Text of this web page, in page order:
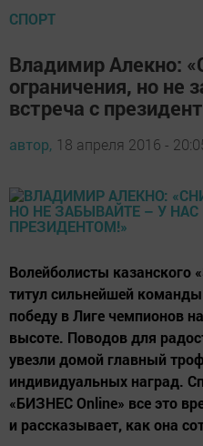
СПОРТ
Владимир Алекно:
ограничения, но не
встреча с
автор, 18 апреля 2016 -
Волейболисты казанского
титул сильнейшей
победу в Лиге чемпионов
высоте. Поводов для
увезли домой главный
индивидуальных наград.
«БИЗНЕС Online» все это
и рассказывает, как она